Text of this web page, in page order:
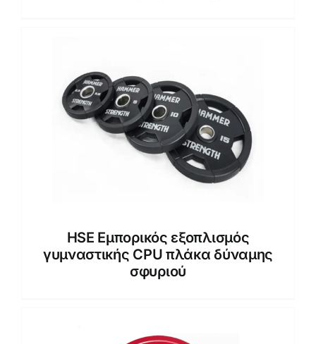
HSE Εμπορικός εξοπλισμός
γυμναστικής CPU πλάκα δύναμης
σφυριού